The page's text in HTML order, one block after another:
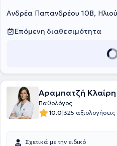
Ανδρέα Παπανδρέου 10Β,
Επόμενη διαθεσιμότητα
Αραμπατζή Κλαίρη
Παθολόγος
10.0|325 αξιολογήσεις
Σχετικά με την ειδικό